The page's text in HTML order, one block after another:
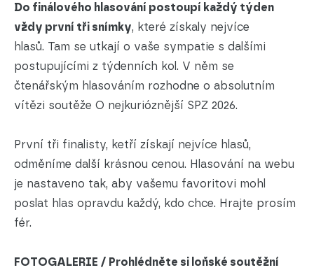
Do finálového hlasování postoupí každý týden
vždy první tři snímky, které získaly nejvíce
hlasů. Tam se utkají o vaše sympatie s dalšími
postupujícími z týdenních kol. V něm se
čtenářským hlasováním rozhodne o absolutním
vítězi soutěže O nejkurióznější SPZ 2026.
První tři finalisty, ketří získají nejvíce hlasů,
odměníme další krásnou cenou. Hlasování na webu
je nastaveno tak, aby vašemu favoritovi mohl
poslat hlas opravdu každý, kdo chce. Hrajte prosím
fér.
FOTOGALERIE / Prohlédněte si loňské soutěžní